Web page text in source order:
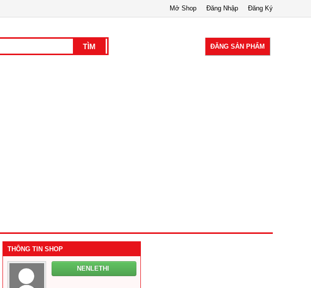
Đăng Ký
Đăng Nhập
Mở Shop
ĐĂNG SẢN PHẨM
THÔNG TIN SHOP
NENLETHI